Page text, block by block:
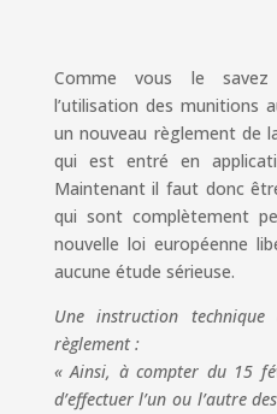
Comme vous le
l’utilisation des munitions
un nouveau règlement de
qui est entré en
Maintenant il faut donc
qui sont complètement
nouvelle loi européenne
aucune étude sérieuse.
Une instruction
règlement :
« Ainsi, à compter du 15
d’effectuer l’un ou l’autre